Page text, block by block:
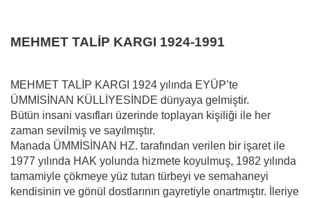
MEHMET TALİP KARGI 1924-1991
MEHMET TALİP KARGI 1924 yılında EYÜP’te
ÜMMİSİNAN KÜLLİYESİNDE dünyaya gelmiştir.
Bütün insani vasıfları üzerinde toplayan kişiliği ile her
zaman sevilmiş ve sayılmıştır.
Manada ÜMMİSİNAN HZ. tarafından verilen bir işaret ile
1977 yılında HAK yolunda hizmete koyulmuş, 1982 yılında
tamamiyle çökmeye yüz tutan türbeyi ve semahaneyi
kendisinin ve gönül dostlarının gayretiyle onartmıştır. İleriye